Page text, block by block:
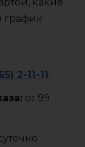
график
2-11-11
от 99